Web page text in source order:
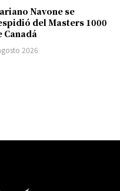
Navone se
del Masters 1000
Canadá
2026